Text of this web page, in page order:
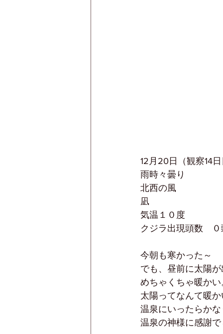
12月20日（観察14
雨時々曇り
北西の風
凪
気温１０度
クジラ出現頭数　
今朝も寒かった～
でも、昼前に太陽
めちゃくちゃ暖かい
太陽ってなんて暖
温泉にいったらか
温泉の神様に感謝